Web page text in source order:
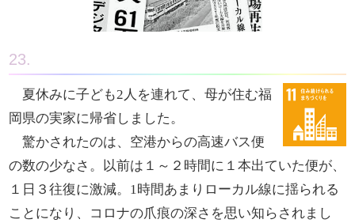
23.
夏休みに子ども2人を連れて、母が住む福
岡県の実家に帰省しました。
驚かされたのは、空港からの高速バス便
の数の少なさ。以前は１～２時間に１本出ていた便が、
１日３往復に激減。1時間あまりローカル線に揺られる
ことになり、コロナの爪痕の深さを思い知らされまし